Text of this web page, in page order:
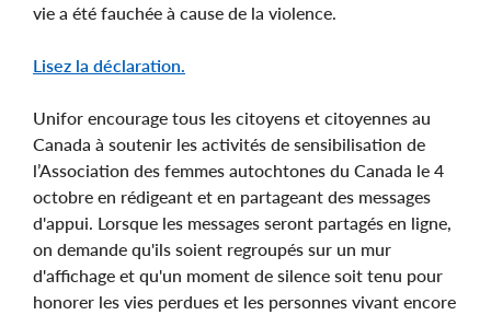
vie a été fauchée à cause de la violence.
Lisez la déclaration.
Unifor encourage tous les citoyens et citoyennes au
Canada à soutenir les activités de sensibilisation de
l’Association des femmes autochtones du Canada le 4
octobre en rédigeant et en partageant des messages
d'appui. Lorsque les messages seront partagés en ligne,
on demande qu'ils soient regroupés sur un mur
d'affichage et qu'un moment de silence soit tenu pour
honorer les vies perdues et les personnes vivant encore